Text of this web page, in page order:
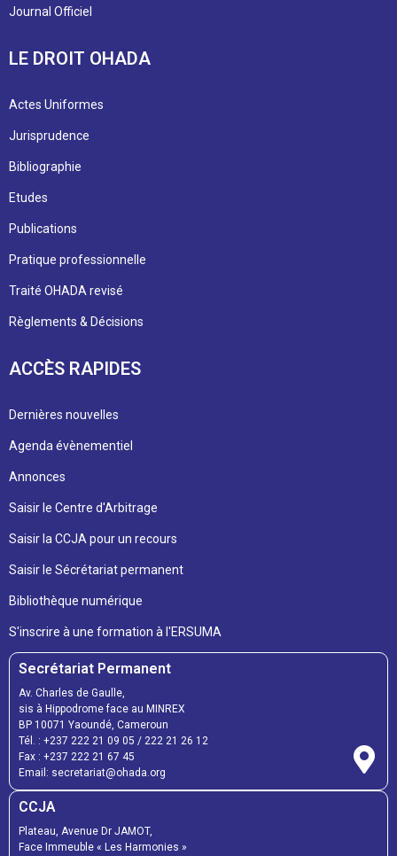
Journal Officiel
LE DROIT OHADA
Actes Uniformes
Jurisprudence
Bibliographie
Etudes
Publications
Pratique professionnelle
Traité OHADA revisé
Règlements & Décisions
ACCÈS RAPIDES
Dernières nouvelles
Agenda évènementiel
Annonces
Saisir le Centre d'Arbitrage
Saisir la CCJA pour un recours
Saisir le Sécrétariat permanent
Bibliothèque numérique
S'inscrire à une formation à l'ERSUMA
Secrétariat Permanent
Av. Charles de Gaulle,
sis à Hippodrome face au MINREX
BP 10071 Yaoundé, Cameroun
Tél. : +237 222 21 09 05 / 222 21 26 12
Fax : +237 222 21 67 45
Email: secretariat@ohada.org
CCJA
Plateau, Avenue Dr JAMOT,
Face Immeuble « Les Harmonies »